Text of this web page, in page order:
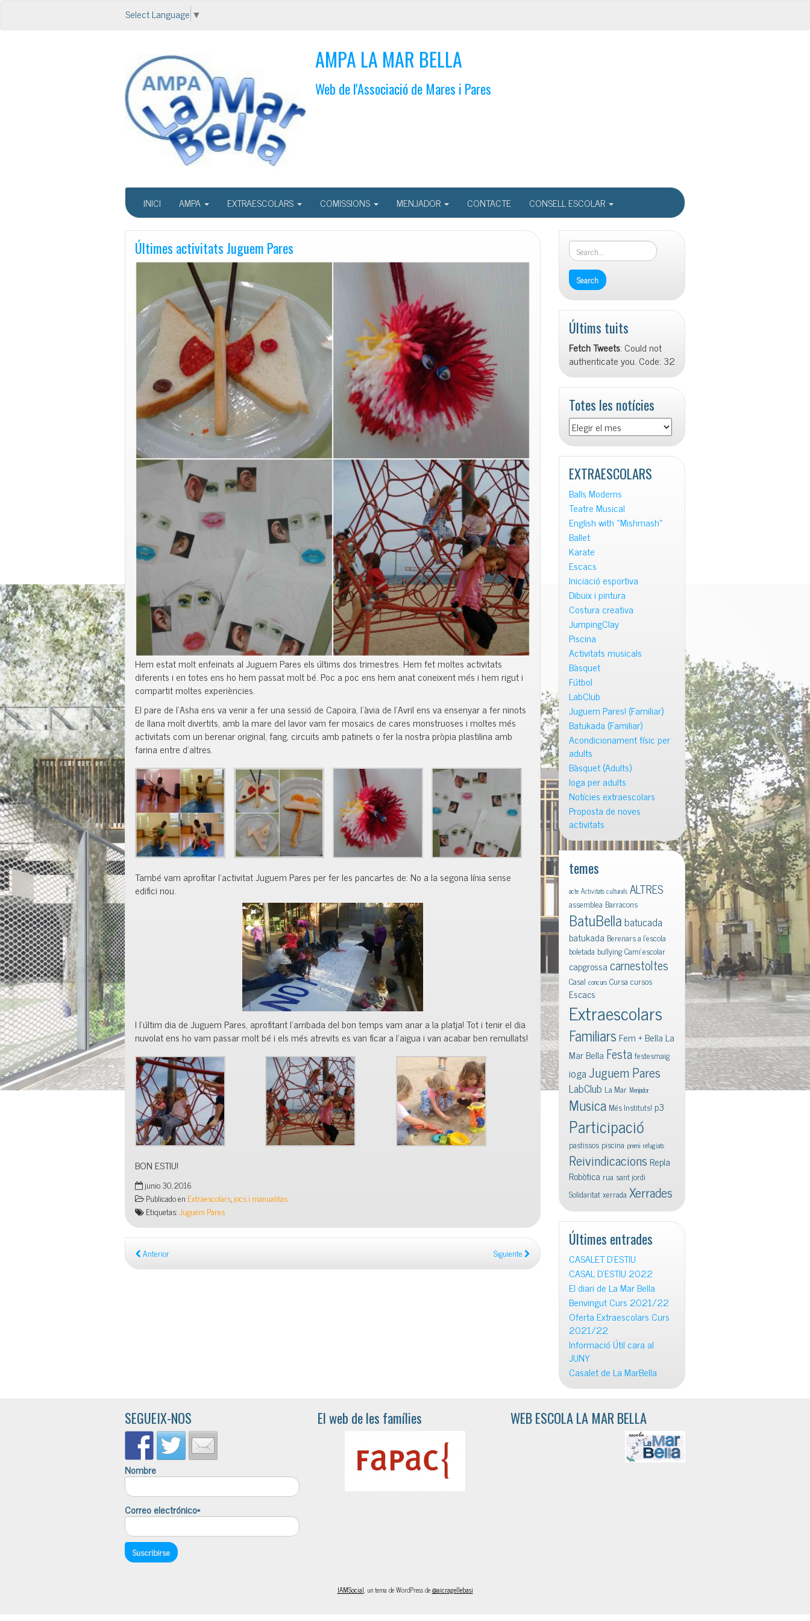
Select Language ▼
AMPA LA MAR BELLA
Web de l'Associació de Mares i Pares
INICI AMPA EXTRAESCOLARS COMISSIONS MENJADOR CONTACTE CONSELL ESCOLAR
Últimes activitats Juguem Pares
Hem estat molt enfeinats al Juguem Pares els últims dos trimestres. Hem fet moltes activitats
diferents i en totes ens ho hem passat molt bé. Poc a poc ens hem anat coneixent més i hem rigut i
compartit moltes experiències.
El pare de l’Asha ens va venir a fer una sessió de Capoira, l’àvia de l’Avril ens va ensenyar a fer ninots
de llana molt divertits, amb la mare del Iavor vam fer mosaics de cares monstruoses i moltes més
activitats com un berenar original, fang, circuits amb patinets o fer la nostra pròpia plastilina amb
farina entre d’altres.
També vam aprofitar l’activitat Juguem Pares per fer les pancartes de: No a la segona línia sense
edifici nou.
I l’últim dia de Juguem Pares, aprofitant l’arribada del bon temps vam anar a la platja! Tot i tenir el dia
nuvolat ens ho vam passar molt bé i els més atrevits es van ficar a l’aigua i van acabar ben remullats!
BON ESTIU!
junio 30, 2016
Publicado en Extraescolars,jocs i manualitas
Etiquetas:Juguem Pares
Anterior Siguiente
Últims tuits
Fetch Tweets: Could not
authenticate you. Code: 32
Totes les notícies
Totes
les
notícies
EXTRAESCOLARS
Balls Moderns
Teatre Musical
English with «Mishmash»
Ballet
Karate
Escacs
Iniciació esportiva
Dibuix i pintura
Costura creativa
JumpingClay
Piscina
Activitats musicals
Bàsquet
Fútbol
LabClub
Juguem Pares! (Familiar)
Batukada (Familiar)
Acondicionament físic per
adults
Bàsquet (Adults)
Ioga per adults
Notícies extraescolars
Proposta de noves
activitats
temes
acte Activitats culturals ALTRES
assemblea Barracons
BatuBellabatucada
batukada Berenars a l'escola
boletada bullyingCamí escolar
capgrossacarnestoltes
Casal concurs Cursa cursos
Escacs
Extraescolars
Familiars Fem + Bella La
Mar Bella Festafestesmaig
iogaJuguem Pares
LabClub La Mar Menjador
Musica Més Instituts! p3
Participació
pastissos piscina premi refugiats
Reivindicacions Repla
Robòtica rua sant jordi
Solidaritatxerrada Xerrades
Últimes entrades
CASALET D’ESTIU
CASAL D’ESTIU 2022
El diari de La Mar Bella
Benvingut Curs 2021/22
Oferta Extraescolars Curs
2021/22
Informació Útil cara al
JUNY
Casalet de La MarBella
SEGUEIX-NOS
Nombre
Correo electrónico*
El web de les famílies WEB ESCOLA LA MAR BELLA
IAMSocial, un tema de WordPress de@aicragellebasi